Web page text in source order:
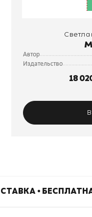
Автор
Издательство
18
•